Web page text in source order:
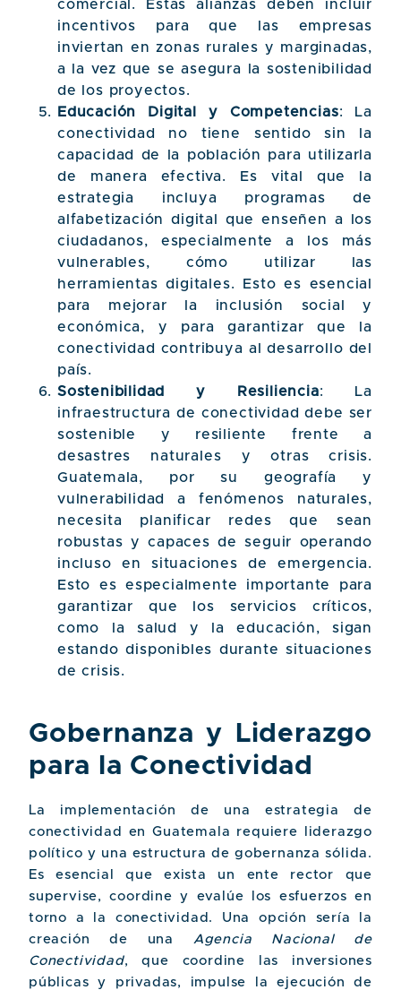
comercial. Estas alianzas deben incluir
incentivos para que las empresas
inviertan en zonas rurales y marginadas,
a la vez que se asegura la sostenibilidad
de los proyectos.
Educación Digital y Competencias: La
conectividad no tiene sentido sin la
capacidad de la población para utilizarla
de manera efectiva. Es vital que la
estrategia incluya programas de
alfabetización digital que enseñen a los
ciudadanos, especialmente a los más
vulnerables, cómo utilizar las
herramientas digitales. Esto es esencial
para mejorar la inclusión social y
económica, y para garantizar que la
conectividad contribuya al desarrollo del
país.
Sostenibilidad y Resiliencia: La
infraestructura de conectividad debe ser
sostenible y resiliente frente a
desastres naturales y otras crisis.
Guatemala, por su geografía y
vulnerabilidad a fenómenos naturales,
necesita planificar redes que sean
robustas y capaces de seguir operando
incluso en situaciones de emergencia.
Esto es especialmente importante para
garantizar que los servicios críticos,
como la salud y la educación, sigan
estando disponibles durante situaciones
de crisis.
Gobernanza y Liderazgo
para la Conectividad
La implementación de una estrategia de
conectividad en Guatemala requiere liderazgo
político y una estructura de gobernanza sólida.
Es esencial que exista un ente rector que
supervise, coordine y evalúe los esfuerzos en
torno a la conectividad. Una opción sería la
creación de una Agencia Nacional de
Conectividad, que coordine las inversiones
públicas y privadas, impulse la ejecución de